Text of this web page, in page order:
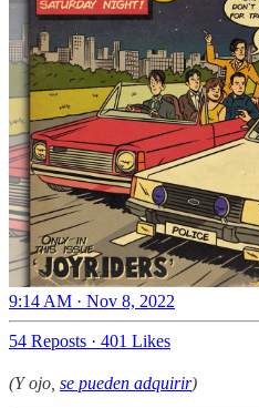
9:14 AM · Nov 8, 2022
54 Reposts · 401 Likes
(Y ojo, se pueden adquirir)